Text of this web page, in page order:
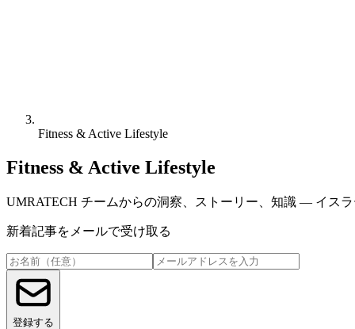
Fitness & Active Lifestyle
Fitness & Active Lifestyle
UMRATECH チームからの洞察、ストーリー、知識 — イス
新着記事をメールで受け取る
登録する